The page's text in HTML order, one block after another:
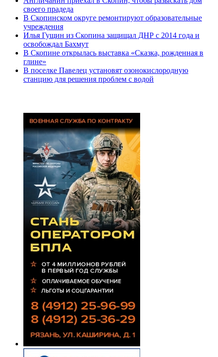
своего прадеда
В Скопинском округе ремонтируют образовательные
учреждения
Илья Гущин из Скопина защищал ДНР с 2014 года и
освобождал Бахмут
В Скопине открылась выставка «Сказка, рожденная в
глине»
В поселке Павелец установят озонокислородную
станцию для решения проблем с водой